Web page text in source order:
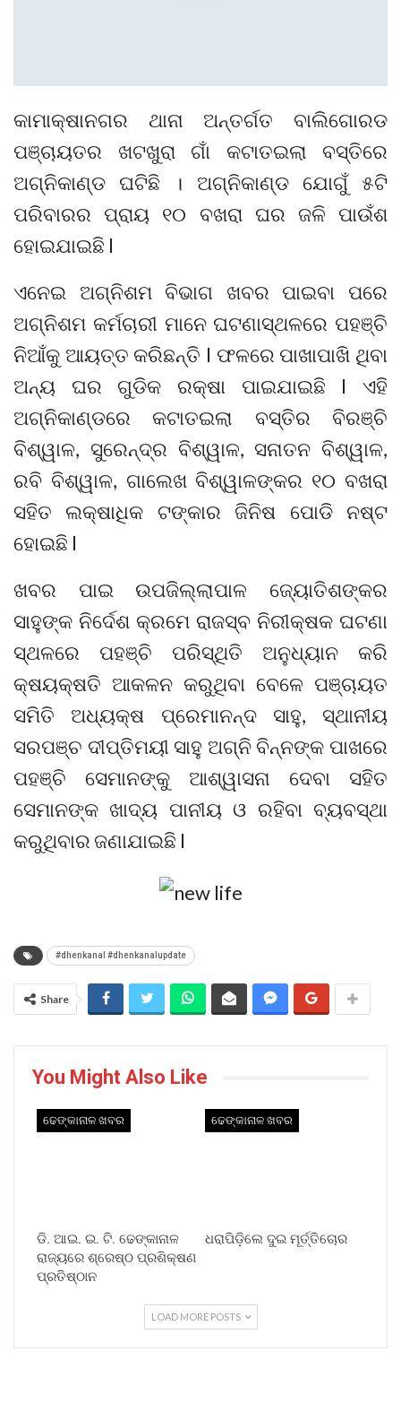
କାମାକ୍ଷାନଗର ଥାନା ଅନ୍ତର୍ଗତ ବାଲିଗୋରଡ
ପଞ୍ଚାୟତର ଖଟଖୁରା ଗାଁ କଟାତଇଲା ବସ୍ତିରେ
ଅଗ୍ନିକାଣ୍ଡ ଘଟିଛି । ଅଗ୍ନିକାଣ୍ଡ ଯୋଗୁଁ ୫ଟି
ପରିବାରର ପ୍ରାୟ ୧୦ ବଖରା ଘର ଜଳି ପାଉଁଶ
ହୋଇଯାଇଛି l
ଏନେଇ ଅଗ୍ନିଶମ ବିଭାଗ ଖବର ପାଇବା ପରେ
ଅଗ୍ନିଶମ କର୍ମଚାରୀ ମାନେ ଘଟଣାସ୍ଥଳରେ ପହଞ୍ଚି
ନିଆଁକୁ ଆୟତ୍ତ କରିଛନ୍ତି l ଫଳରେ ପାଖାପାଖି ଥିବା
ଅନ୍ୟ ଘର ଗୁଡିକ ରକ୍ଷା ପାଇଯାଇଛି l ଏହି
ଅଗ୍ନିକାଣ୍ଡରେ କଟାତଇଲା ବସ୍ତିର ବିରଞ୍ଚି
ବିଶ୍ୱାଳ, ସୁରେନ୍ଦ୍ର ବିଶ୍ୱାଳ, ସନାତନ ବିଶ୍ୱାଳ,
ରବି ବିଶ୍ୱାଳ, ଗାଲେଖ ବିଶ୍ୱାଳଙ୍କର ୧୦ ବଖରା
ସହିତ ଲକ୍ଷାଧିକ ଟଙ୍କାର ଜିନିଷ ପୋଡି ନଷ୍ଟ
ହୋଇଛି l
ଖବର ପାଇ ଉପଜିଲ୍ଲାପାଳ ଜ୍ୟୋତିଶଙ୍କର
ସାହୁଙ୍କ ନିର୍ଦେଶ କ୍ରମେ ରାଜସ୍ବ ନିରୀକ୍ଷକ ଘଟଣା
ସ୍ଥଳରେ ପହଞ୍ଚି ପରିସ୍ଥିତି ଅନୁଧ୍ୟାନ କରି
କ୍ଷୟକ୍ଷତି ଆକଳନ କରୁଥିବା ବେଳେ ପଞ୍ଚାୟତ
ସମିତି ଅଧ୍ୟକ୍ଷ ପ୍ରେମାନନ୍ଦ ସାହୁ, ସ୍ଥାନୀୟ
ସରପଞ୍ଚ ଦୀପ୍ତିମୟୀ ସାହୁ ଅଗ୍ନି ବିନ୍ନଙ୍କ ପାଖରେ
ପହଞ୍ଚି ସେମାନଙ୍କୁ ଆଶ୍ୱାସନା ଦେବା ସହିତ
ସେମାନଙ୍କ ଖାଦ୍ୟ ପାନୀୟ ଓ ରହିବା ବ୍ୟବସ୍ଥା
କରୁଥିବାର ଜଣାଯାଇଛି l
#dhenkanal #dhenkanalupdate
Share
You Might Also Like
ଢେଙ୍କାନାଳ ଖବର
ଡି. ଆଇ. ଇ. ଟି. ଢେଙ୍କାନାଳ
ରାଜ୍ୟରେ ଶ୍ରେଷ୍ଠ ପ୍ରଶିକ୍ଷଣ
ପ୍ରତିଷ୍ଠାନ
ଢେଙ୍କାନାଳ ଖବର
ଧରାପିଡ଼ିଲେ ଦୁଇ ମୂର୍ତ୍ତିଚୋର
LOAD MORE POSTS